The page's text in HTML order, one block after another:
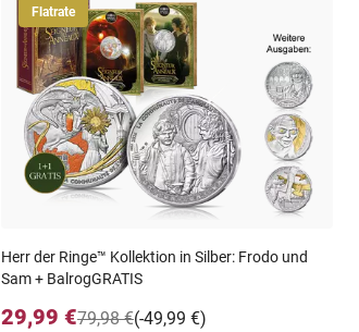
Flatrate
Herr der Ringe™ Kollektion in Silber: Frodo und
Sam + BalrogGRATIS
29,99 € (-49,99 €)
79,98 €